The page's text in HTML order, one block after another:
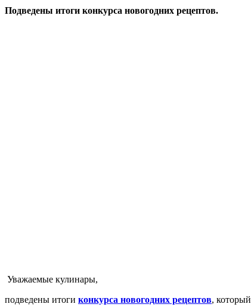
Подведены итоги конкурса новогодних рецептов.
Уважаемые кулинары,
подведены итоги конкурса новогодних рецептов,